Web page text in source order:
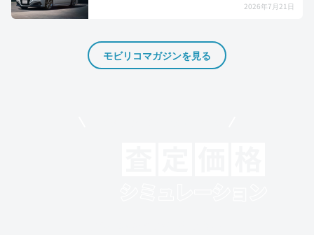
2026年7月21日
モビリコマガジンを見る